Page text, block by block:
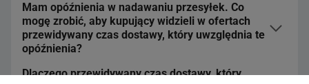
Ustaw w swoich ofertach czas wysyłki, zgodnie z
którym rzeczywiście nadajesz zamówienia – dzięki
temu Twoje deklaracje będą spójne z naszymi danymi.
Dodatkowo jeśli:
produkty z ofert wysyłasz w różnym czasie –
Mam opóźnienia w nadawaniu przesyłek. Co
mogę zrobić, aby kupujący widzieli w ofertach
przewidywany czas dostawy, który uwzględnia te
opóźnienia?
Aby przewidywany czas dostawy uwzględniał te
Dlaczego przewidywany czas dostawy, który